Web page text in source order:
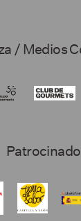
/ Medios